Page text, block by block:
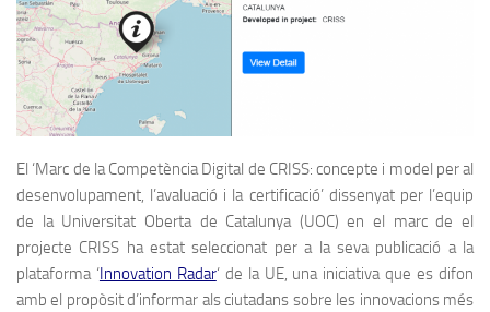
El ‘Marc de la Competència Digital de CRISS: concepte i model per al
desenvolupament, l’avaluació i la certificació’ dissenyat per l’equip
de la Universitat Oberta de Catalunya (UOC) en el marc de el
projecte CRISS ha estat seleccionat per a la seva publicació a la
plataforma ‘Innovation Radar‘ de la UE, una iniciativa que es difon
amb el propòsit d’informar als ciutadans sobre les innovacions més